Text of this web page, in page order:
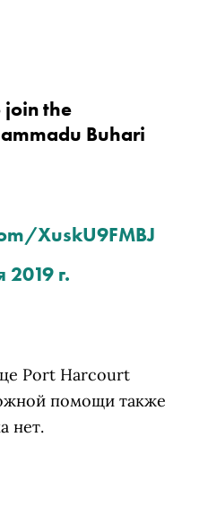
Buhari
XuskU9FMBJ
2019 г.
Port Harcourt
помощи также
нет.